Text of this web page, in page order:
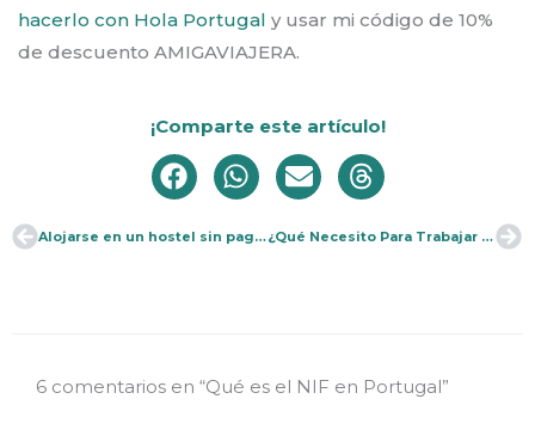
hacerlo con Hola Portugal y usar mi código de 10%
de descuento AMIGAVIAJERA.
¡Comparte este artículo!
Ant Alojarse en un hostel sin pagar ¿cómo lo hice? ¿Qué Necesito Para Trabajar en Portugal?
6 comentarios en “Qué es el NIF en Portugal”